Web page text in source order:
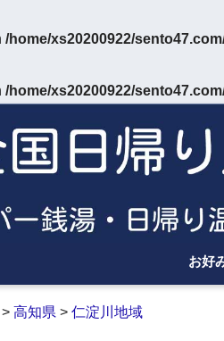
/home/xs20200922/
/home/xs20200922/
お好
> 高知県 > 仁淀川地域